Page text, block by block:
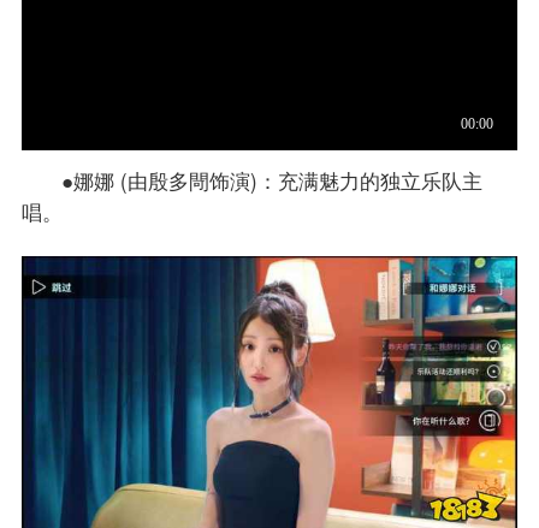
●娜娜 (由殷多閜饰演)：充满魅力的独立乐队主
唱。